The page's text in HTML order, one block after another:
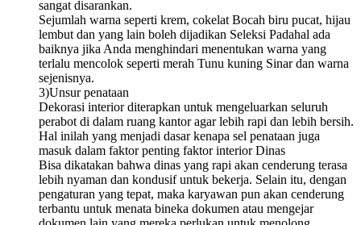
sangat disarankan.
Sejumlah warna seperti krem, cokelat Bocah biru pucat, hijau
lembut dan yang lain boleh dijadikan Seleksi Padahal ada
baiknya jika Anda menghindari menentukan warna yang
terlalu mencolok seperti merah Tunu kuning Sinar dan warna
sejenisnya.
3)Unsur penataan
Dekorasi interior diterapkan untuk mengeluarkan seluruh
perabot di dalam ruang kantor agar lebih rapi dan lebih bersih.
Hal inilah yang menjadi dasar kenapa sel penataan juga
masuk dalam faktor penting faktor interior Dinas
Bisa dikatakan bahwa dinas yang rapi akan cenderung terasa
lebih nyaman dan kondusif untuk bekerja. Selain itu, dengan
pengaturan yang tepat, maka karyawan pun akan cenderung
terbantu untuk menata bineka dokumen atau mengejar